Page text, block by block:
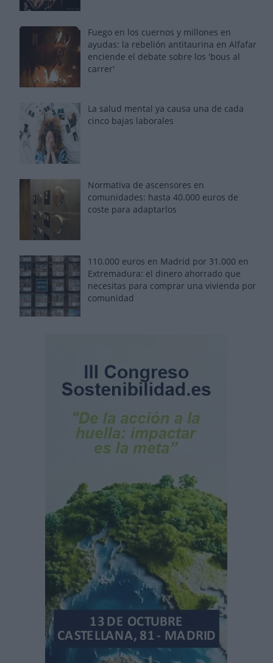
Fuego en los cuernos y millones en
ayudas: la rebelión antitaurina en Alfafar
enciende el debate sobre los 'bous al
carrer'
La salud mental ya causa una de cada
cinco bajas laborales
Normativa de ascensores en
comunidades: hasta 40.000 euros de
coste para adaptarlos
110.000 euros en Madrid por 31.000 en
Extremadura: el dinero ahorrado que
necesitas para comprar una vivienda por
comunidad